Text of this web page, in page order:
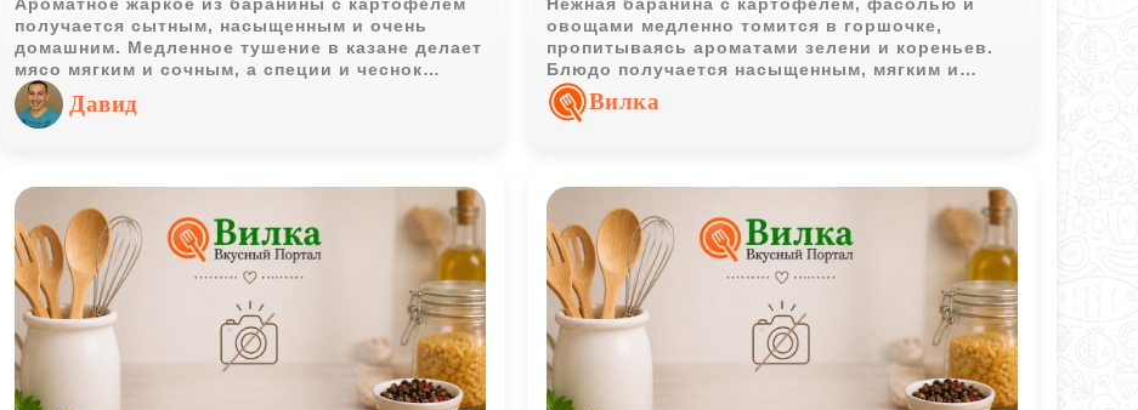
получается сытным, насыщенным и очень
домашним. Медленное тушение в казане делает
мясо мягким и сочным, а специи и чеснок
придают блюду яркий восточный аромат.
Давид
овощами медленно томится в горшочке,
пропитываясь ароматами зелени и кореньев.
Блюдо получается насыщенным, мягким и
очень домашним.
Вилка